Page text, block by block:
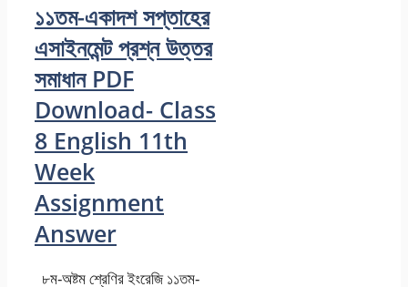
১১তম-একাদশ সপ্তাহের
এসাইনমেন্ট প্রশ্ন উত্তর
সমাধান PDF
Download- Class
8 English 11th
Week
Assignment
Answer
৮ম-অষ্টম শ্রেণির ইংরেজি ১১তম-